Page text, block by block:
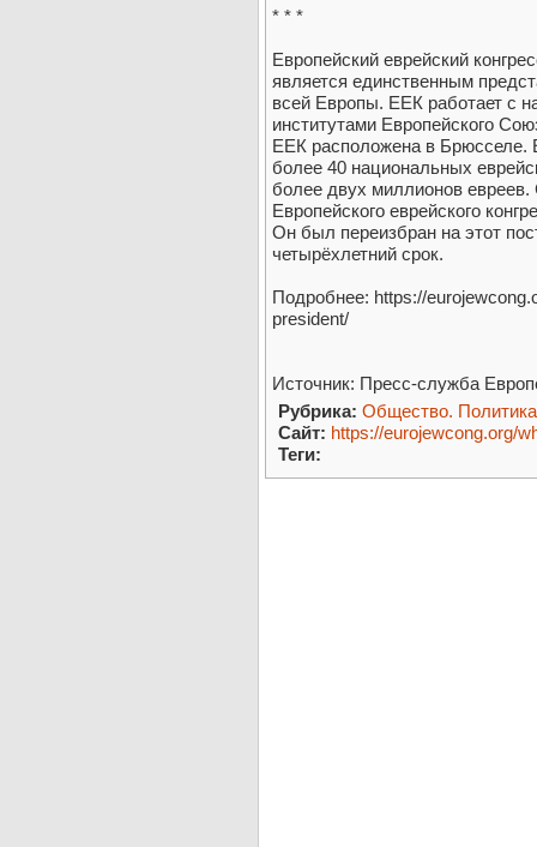
* * *
Европейский еврейский
является единственным
всей Европы. ЕЕК работает с
институтами Европейского
ЕЕК расположена в Брюсселе.
более 40 национальных
более двух миллионов
Европейского еврейского
Он был переизбран на этот
четырёхлетний срок.
Подробнее: https://
president/
Источник: Пресс-служба
Рубрика: Общество. Политика
Сайт: https://eurojewcong.org/
Теги: